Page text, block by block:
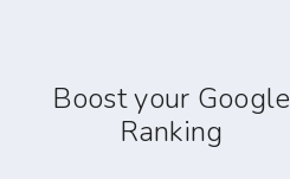
Boost your Google
Ranking